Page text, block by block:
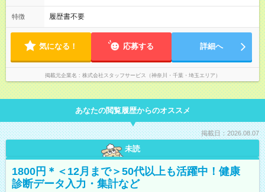
特徴 履歴書不要
気になる！ 応募する 詳細へ
掲載元企業名 株式会社スタッフサービス（神奈川・千葉・埼玉エリア）
あなたの閲覧履歴からのオススメ
掲載日：2026.08.07
未読
1800円＊＜12月まで＞50代以上も活躍中！健康
診断データ入力・集計など